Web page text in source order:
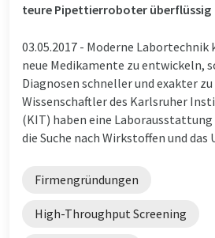
teure Pipettierroboter überflüssig
03.05.2017 - Moderne Labortechnik
neue Medikamente zu entwickeln,
Diagnosen schneller und exakter
Wissenschaftler des Karlsruher
(KIT) haben eine
die Suche nach Wirkstoffen und das
Firmengründungen
High-Throughput Screening